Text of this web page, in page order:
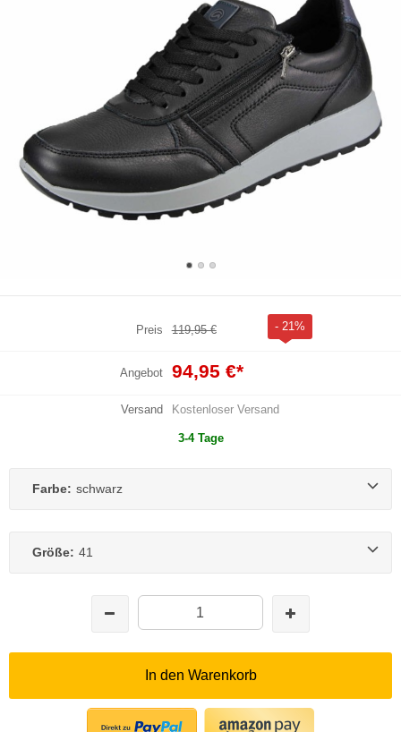
Preis 119,95 € - 21%
Angebot 94,95 €*
Versand Kostenloser Versand
3-4 Tage
Farbe: schwarz
Größe: 41
In den Warenkorb